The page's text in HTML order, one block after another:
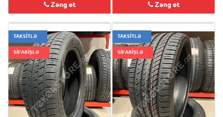
Zəng et Zəng et
TAKSİTLƏ
SİFARİŞLƏ
TAKSİTLƏ
SİFARİŞLƏ